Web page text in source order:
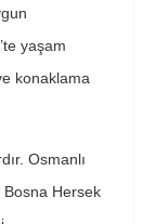
yaşam
konaklama
Osmanlı
Bosna Hersek